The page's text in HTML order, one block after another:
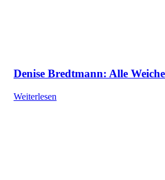
Denise Bredtmann: Alle
Weiterlesen